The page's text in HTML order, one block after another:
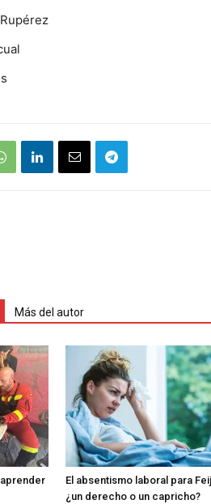
Más del autor
El absentismo laboral para
¿un derecho o un capricho?